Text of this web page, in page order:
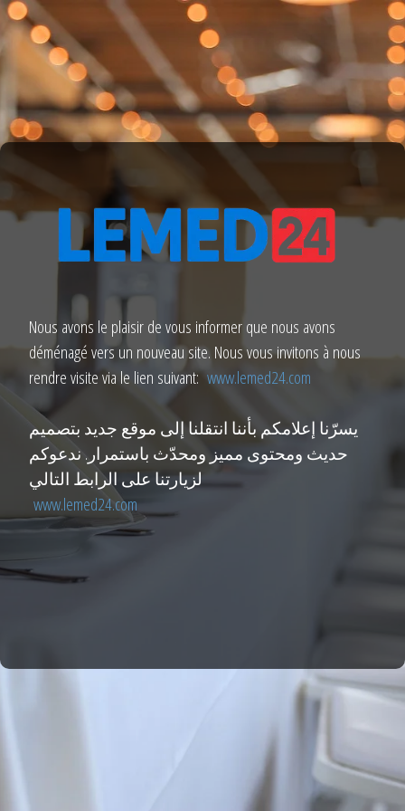
Nous avons le plaisir de vous informer que nous avons
déménagé vers un nouveau site. Nous vous invitons à nous
rendre visite via le lien suivant:www.lemed24.com
يسرّنا إعلامكم بأننا انتقلنا إلى موقع جديد بتصميم
حديث ومحتوى مميز ومحدّث باستمرار. ندعوكم
لزيارتنا على الرابط التالي
www.lemed24.com